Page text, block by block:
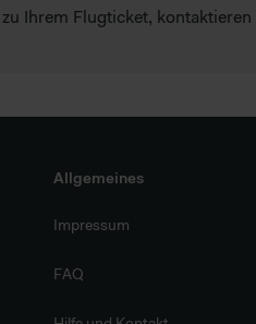
Ihrem Flugticket,
Allgemeines
Impressum
FAQ